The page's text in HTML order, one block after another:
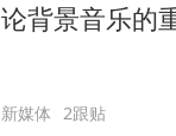
论背景音乐的
新媒体 2跟贴